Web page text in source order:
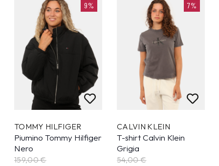
9%
TOMMY HILFIGER
Piumino Tommy Hilfiger
Nero
159,00 €
7%
CALVIN KLEIN
T-shirt Calvin Klein
Grigia
54,00 €